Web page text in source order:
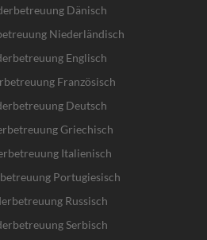
Dänisch
Niederländisch
Englisch
Französisch
Deutsch
Griechisch
Italienisch
Portugiesisch
Russisch
Serbisch